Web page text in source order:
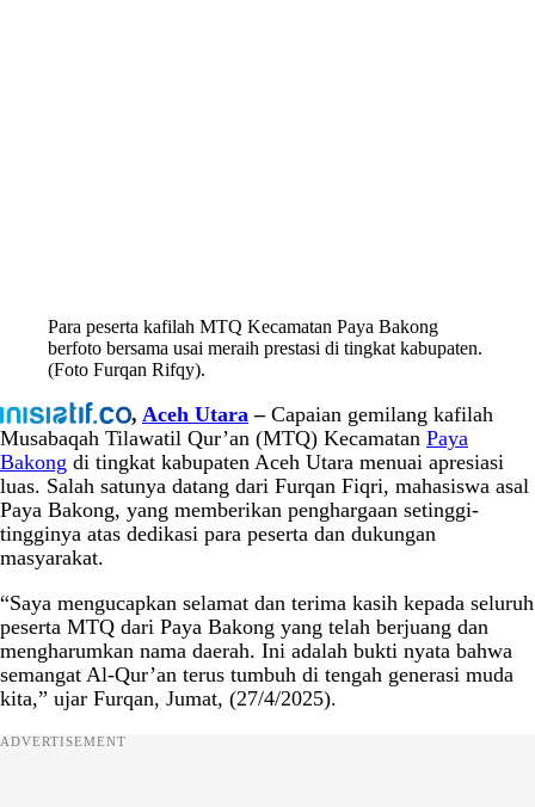
Para peserta kafilah MTQ Kecamatan Paya Bakong
berfoto bersama usai meraih prestasi di tingkat kabupaten.
(Foto Furqan Rifqy).
, Aceh Utara –Capaian gemilang kafilah
Musabaqah Tilawatil Qur’an (MTQ) Kecamatan Paya
Bakong di tingkat kabupaten Aceh Utara menuai apresiasi
luas. Salah satunya datang dari Furqan Fiqri, mahasiswa asal
Paya Bakong, yang memberikan penghargaan setinggi-
tingginya atas dedikasi para peserta dan dukungan
masyarakat.
“Saya mengucapkan selamat dan terima kasih kepada seluruh
peserta MTQ dari Paya Bakong yang telah berjuang dan
mengharumkan nama daerah. Ini adalah bukti nyata bahwa
semangat Al-Qur’an terus tumbuh di tengah generasi muda
kita,” ujar Furqan, Jumat, (27/4/2025).
ADVERTISEMENT